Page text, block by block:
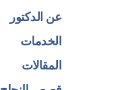
عن الدكتور
الخدمات
المقالات